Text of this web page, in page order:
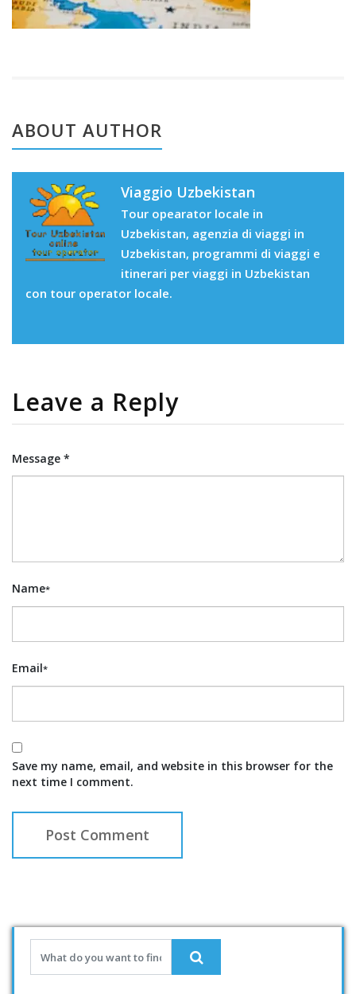
ABOUT AUTHOR
Viaggio Uzbekistan
Tour opearator locale in
Uzbekistan, agenzia di viaggi in
Uzbekistan, programmi di viaggi e
itinerari per viaggi in Uzbekistan
con tour operator locale.
Leave a Reply
Message *
Name*
Email*
Save my name, email, and website in this browser for the
next time I comment.